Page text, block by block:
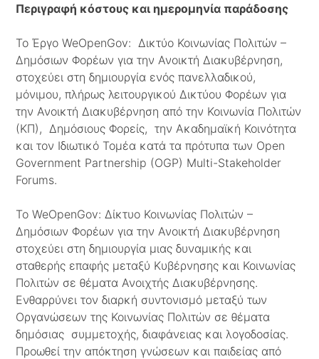
Περιγραφή κόστους και ημερομηνία παράδοσης
Το Έργο WeOpenGov: Δικτύο Κοινωνίας Πολιτών –
Δημόσιων Φορέων για την Ανοικτή Διακυβέρνηση,
στοχεύει στη δημιουργία ενός πανελλαδικού,
μόνιμου, πλήρως λειτουργικού Δικτύου Φορέων για
την Ανοικτή Διακυβέρνηση από την Κοινωνία Πολιτών
(ΚΠ), Δημόσιους Φορείς, την Ακαδημαϊκή Κοινότητα
και τον Ιδιωτικό Τομέα κατά τα πρότυπα των Open
Government Partnership (OGP) Μulti-Stakeholder
Forums.
Το WeOpenGov: Δίκτυο Κοινωνίας Πολιτών –
Δημόσιων Φορέων για την Ανοικτή Διακυβέρνηση
στοχεύει στη δημιουργία μιας δυναμικής και
σταθερής επαφής μεταξύ Κυβέρνησης και Κοινωνίας
Πολιτών σε θέματα Ανοιχτής Διακυβέρνησης.
Ενθαρρύνει τον διαρκή συντονισμό μεταξύ των
Οργανώσεων της Κοινωνίας Πολιτών σε θέματα
δημόσιας συμμετοχής, διαφάνειας και λογοδοσίας.
Προωθεί την απόκτηση γνώσεων και παιδείας από